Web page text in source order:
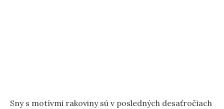
Sny s motívmi rakoviny sú v posledných desaťročiach